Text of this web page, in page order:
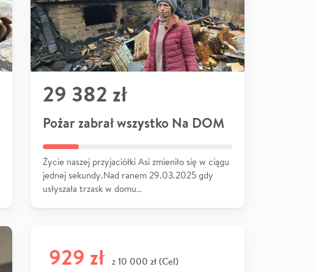
29 382 zł
Pożar zabrał wszystko Na DOM
Życie naszej przyjaciółki Asi zmieniło się w ciągu
jednej sekundy.Nad ranem 29.03.2025 gdy
usłyszała trzask w domu…
929 zł z 10 000 zł (Cel)